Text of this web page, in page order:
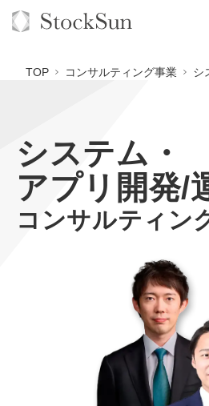
オーダーメイド支援
TOP
コンサルタント一覧
BPO支援
定額制Webマーケティング代行『
定額制採用代行・RPO『トルトル
営業改善特化の動画制作『動画で
定額LINE運用代行『LINEマキト
オリジナルサービス
拡散付1日密着動画制作『まるご
1本無料で記事を制作『SEOトラ
定額制LP制作・改善『最強LP』
採用YouTubeチャンネル構築『
オンラインサロン
TOP コンサルティング事業 シ
システム・
アプリ開発/
コンサルティン